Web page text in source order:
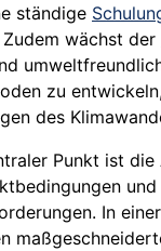
ständige
Zudem wächst der
zu
des
Punkt ist die
und
In